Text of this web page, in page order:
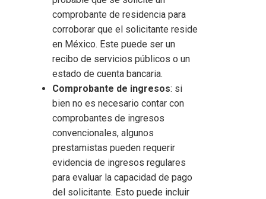
comprobante de residencia para
corroborar que el solicitante reside
en México. Este puede ser un
recibo de servicios públicos o un
estado de cuenta bancaria.
Comprobante de ingresos: si
bien no es necesario contar con
comprobantes de ingresos
convencionales, algunos
prestamistas pueden requerir
evidencia de ingresos regulares
para evaluar la capacidad de pago
del solicitante. Esto puede incluir